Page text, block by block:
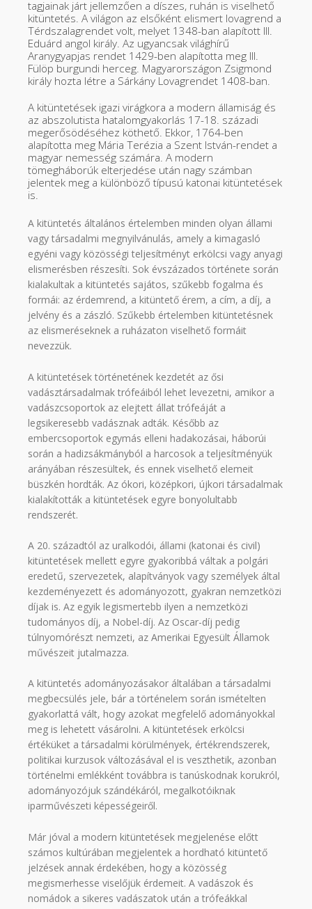
tagjainak járt jellemzően a díszes, ruhán is viselhető
kitüntetés. A világon az elsőként elismert lovagrend a
Térdszalagrendet volt, melyet 1348-ban alapított III.
Eduárd angol király. Az ugyancsak világhírű
Aranygyapjas rendet 1429-ben alapította meg III.
Fülöp burgundi herceg. Magyarországon Zsigmond
király hozta létre a Sárkány Lovagrendet 1408-ban.
A kitüntetések igazi virágkora a modern államiság és
az abszolutista hatalomgyakorlás 17-18. századi
megerősödéséhez köthető. Ekkor, 1764-ben
alapította meg Mária Terézia a Szent István-rendet a
magyar nemesség számára. A modern
tömegháborúk elterjedése után nagy számban
jelentek meg a különböző típusú katonai kitüntetések
is.
A kitüntetés általános értelemben minden olyan állami
vagy társadalmi megnyilvánulás, amely a kimagasló
egyéni vagy közösségi teljesítményt erkölcsi vagy anyagi
elismerésben részesíti. Sok évszázados története során
kialakultak a kitüntetés sajátos, szűkebb fogalma és
formái: az érdemrend, a kitüntető érem, a cím, a díj, a
jelvény és a zászló. Szűkebb értelemben kitüntetésnek
az elismeréseknek a ruházaton viselhető formáit
nevezzük.
A kitüntetések történetének kezdetét az ősi
vadásztársadalmak trófeáiból lehet levezetni, amikor a
vadászcsoportok az elejtett állat trófeáját a
legsikeresebb vadásznak adták. Később az
embercsoportok egymás elleni hadakozásai, háborúi
során a hadizsákmányból a harcosok a teljesítményük
arányában részesültek, és ennek viselhető elemeit
büszkén hordták. Az ókori, középkori, újkori társadalmak
kialakították a kitüntetések egyre bonyolultabb
rendszerét.
A 20. századtól az uralkodói, állami (katonai és civil)
kitüntetések mellett egyre gyakoribbá váltak a polgári
eredetű, szervezetek, alapítványok vagy személyek által
kezdeményezett és adományozott, gyakran nemzetközi
díjak is. Az egyik legismertebb ilyen a nemzetközi
tudományos díj, a Nobel-díj. Az Oscar-díj pedig
túlnyomórészt nemzeti, az Amerikai Egyesült Államok
művészeit jutalmazza.
A kitüntetés adományozásakor általában a társadalmi
megbecsülés jele, bár a történelem során ismételten
gyakorlattá vált, hogy azokat megfelelő adományokkal
meg is lehetett vásárolni. A kitüntetések erkölcsi
értéküket a társadalmi körülmények, értékrendszerek,
politikai kurzusok változásával el is veszthetik, azonban
történelmi emlékként továbbra is tanúskodnak korukról,
adományozójuk szándékáról, megalkotóiknak
iparművészeti képességeiről.
Már jóval a modern kitüntetések megjelenése előtt
számos kultúrában megjelentek a hordható kitüntető
jelzések annak érdekében, hogy a közösség
megismerhesse viselőjük érdemeit. A vadászok és
nomádok a sikeres vadászatok után a trófeákkal